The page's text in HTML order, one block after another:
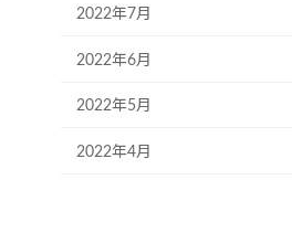
2022年7月
2022年6月
2022年5月
2022年4月